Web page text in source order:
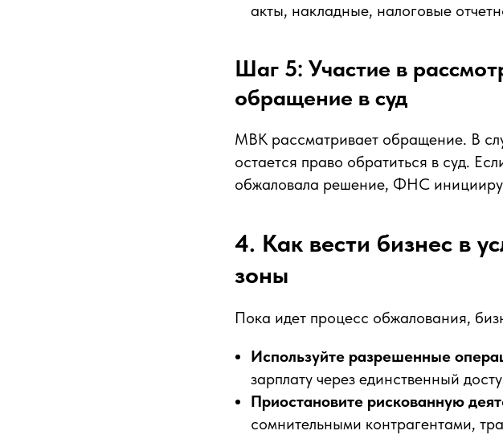
акты, накладные, налоговые
Шаг 5: Участие в
обращение в суд
МВК рассматривает обращение. В
остается право обратиться в суд.
обжаловала решение, ФНС
4. Как вести бизнес в
зоны
Пока идет процесс обжалования,
Используйте разрешенные
зарплату через единственный
Приостановите рискованную
сомнительными контрагентами,